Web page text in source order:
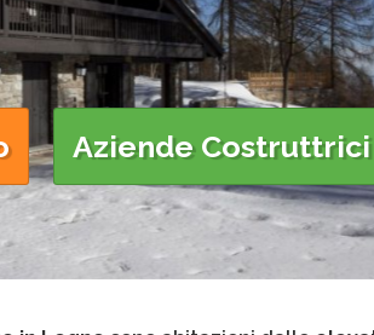
Aziende Costruttrici